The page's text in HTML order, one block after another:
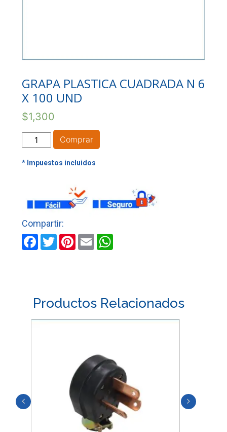
GRAPA PLASTICA CUADRADA N 6
X 100 UND
$1,300
GRAPA
PLASTICA
CUADRADA
100
UND
cantidad
Comprar
Facebook
TwitterPinterest
EmailWhatsApp
Productos Relacionados